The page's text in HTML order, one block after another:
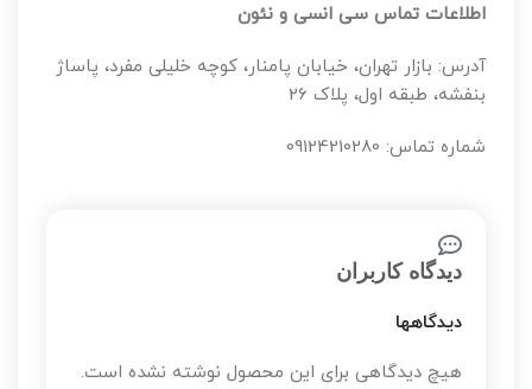
اطلاعات تماس سی انسی و نئون
آدرس: بازار تهران، خیابان پامنار، کوچه خلیلی مفرد، پاساژ
بنفشه، طبقه اول، پلاک 26
شماره تماس: 09124210280
دیدگاه کاربران
دیدگاهها
هیچ دیدگاهی برای این محصول نوشته نشده است.